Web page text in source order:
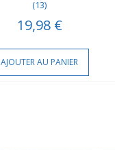
(13)
19,98 €
AJOUTER AU PANIER